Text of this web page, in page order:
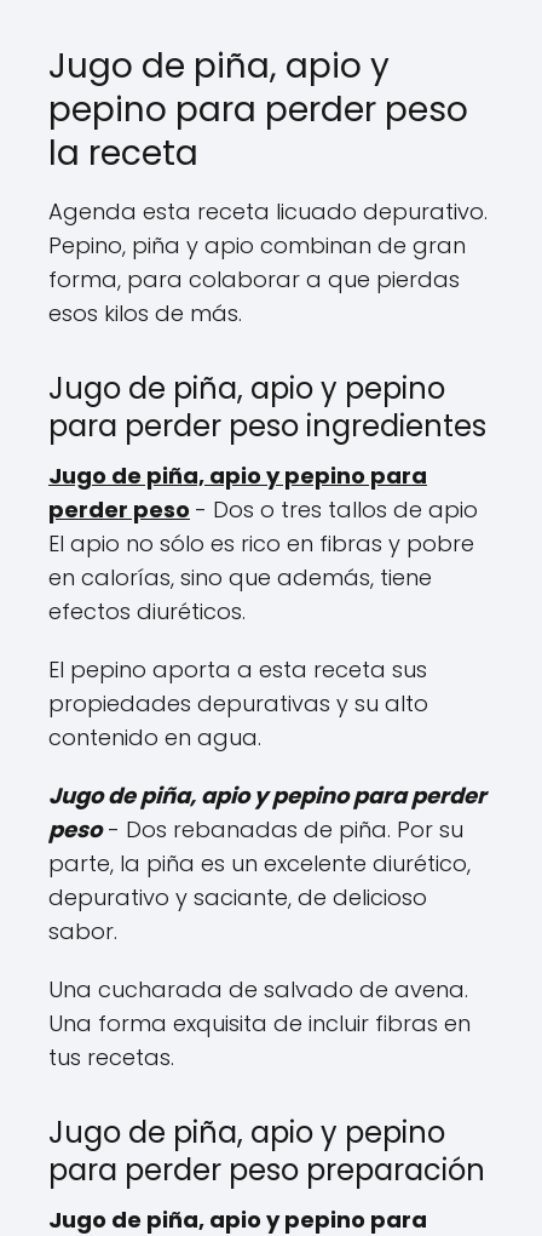
Jugo de piña, apio y
pepino para perder peso
la receta
Agenda esta receta licuado depurativo.
Pepino, piña y apio combinan de gran
forma, para colaborar a que pierdas
esos kilos de más.
Jugo de piña, apio y pepino
para perder peso ingredientes
Jugo de piña, apio y pepino para
perder peso - Dos o tres tallos de apio
El apio no sólo es rico en fibras y pobre
en calorías, sino que además, tiene
efectos diuréticos.
El pepino aporta a esta receta sus
propiedades depurativas y su alto
contenido en agua.
Jugo de piña, apio y pepino para perder
peso- Dos rebanadas de piña. Por su
parte, la piña es un excelente diurético,
depurativo y saciante, de delicioso
sabor.
Una cucharada de salvado de avena.
Una forma exquisita de incluir fibras en
tus recetas.
Jugo de piña, apio y pepino
para perder peso preparación
Jugo de piña, apio y pepino para